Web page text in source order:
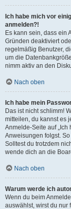
Ich habe mich vor
anmelden?!
Es kann sein, dass ein
Gründen deaktiviert
regelmäßig Benutzer,
um die
nimm aktiv an den
Nach oben
Ich habe mein
Das ist nicht schlimm!
mitteilen, du kannst es
Anmelde-Seite auf „Ich
Anweisungen folgst.
Solltest du trotzdem
wende dich an die
Nach oben
Warum werde ich
Wenn du beim
auswählst, wirst du nur